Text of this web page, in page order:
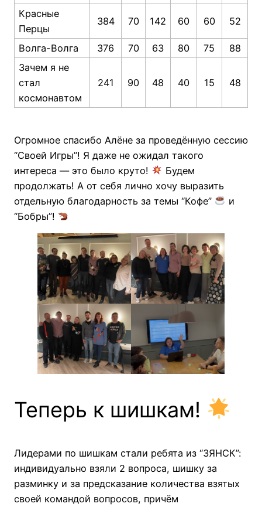
Красные
Перцы
384 70 142 60 60 52
Волга-Волга 376 70 63 80 75
88
Зачем я не
стал
космонавтом
241 90 48 40 15 48
Огромное спасибо Алёне за проведённую сессию
“Своей Игры”! Я даже не ожидал такого
интереса — это было круто!
Будем
продолжать! А от себя лично хочу выразить
отдельную благодарность за темы “Кофе”
и
“Бобры”!
Теперь к шишкам!
Лидерами по шишкам стали ребята из “ЗЯНСК”:
индивидуально взяли 2 вопроса, шишку за
разминку и за предсказание количества взятых
своей командой вопросов, причём